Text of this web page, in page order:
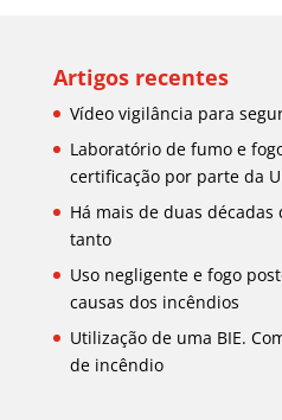
Artigos recentes
Vídeo vigilância para
Laboratório de fumo e
certificação por parte da
Há mais de duas
tanto
Uso negligente e fogo
causas dos incêndios
Utilização de uma BIE.
de incêndio